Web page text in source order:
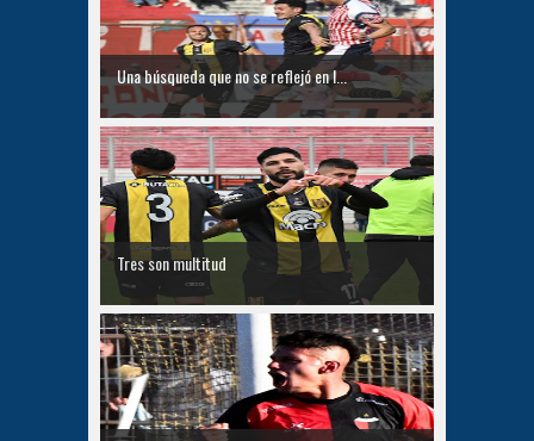
Una búsqueda que no se reflejó en l...
Tres son multitud